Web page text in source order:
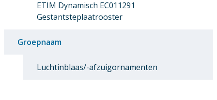
ETIM Dynamisch EC011291
Gestantsteplaatrooster
Groepnaam
Luchtinblaas/-afzuigornamenten